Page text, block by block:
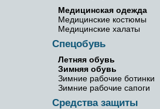
Медицинская одежда
Медицинские костюмы
Медицинские халаты
Спецобувь
Летняя обувь
Зимняя обувь
Зимние рабочие ботинки
Зимние рабочие сапоги
Средства защиты